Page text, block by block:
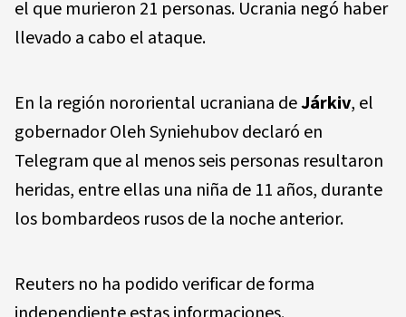
el que murieron 21 personas. Ucrania negó haber
llevado a cabo el ataque.
En la región nororiental ucraniana deJárkiv, el
gobernador Oleh Syniehubov declaró en
Telegram que al menos seis personas resultaron
heridas, entre ellas una niña de 11 años, durante
los bombardeos rusos de la noche anterior.
Reuters no ha podido verificar de forma